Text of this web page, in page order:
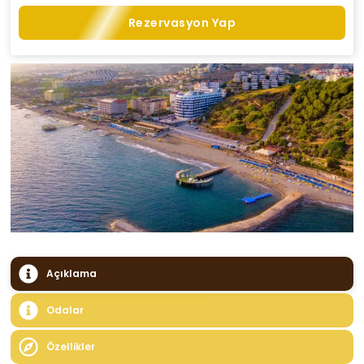
Rezervasyon Yap
Açıklama
Odalar
Özellikler